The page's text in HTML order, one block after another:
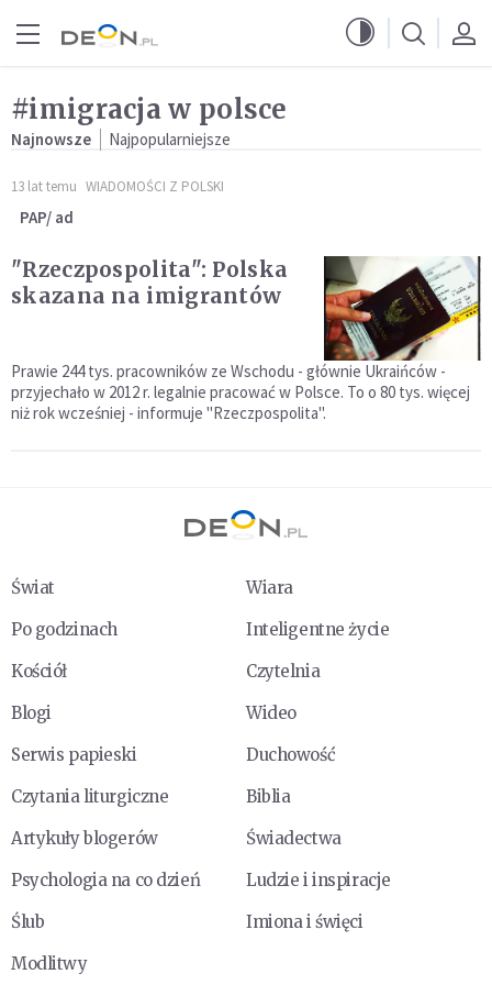
#imigracja w polsce
Najnowsze Najpopularniejsze
13 lat temu WIADOMOŚCI Z POLSKI
PAP/ ad
"Rzeczpospolita": Polska
skazana na imigrantów
Prawie 244 tys. pracowników ze Wschodu - głównie Ukraińców -
przyjechało w 2012 r. legalnie pracować w Polsce. To o 80 tys. więcej
niż rok wcześniej - informuje "Rzeczpospolita".
Świat
Wiara
Po godzinach
Inteligentne życie
Kościół
Czytelnia
Blogi
Wideo
Serwis papieski
Duchowość
Czytania liturgiczne
Biblia
Artykuły blogerów
Świadectwa
Psychologia na co dzień
Ludzie i inspiracje
Ślub
Imiona i święci
Modlitwy